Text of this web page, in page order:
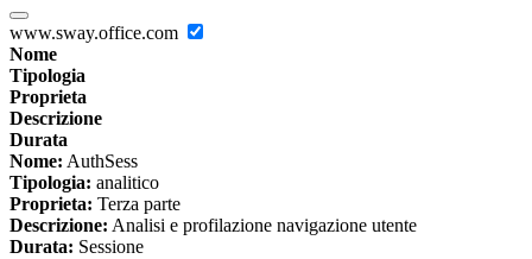
www.sway.office.com
Nome
Tipologia
Proprieta
Descrizione
Durata
Nome: AuthSess
Tipologia: analitico
Proprieta: Terza parte
Descrizione: Analisi e profilazione navigazione utente
Durata: Sessione